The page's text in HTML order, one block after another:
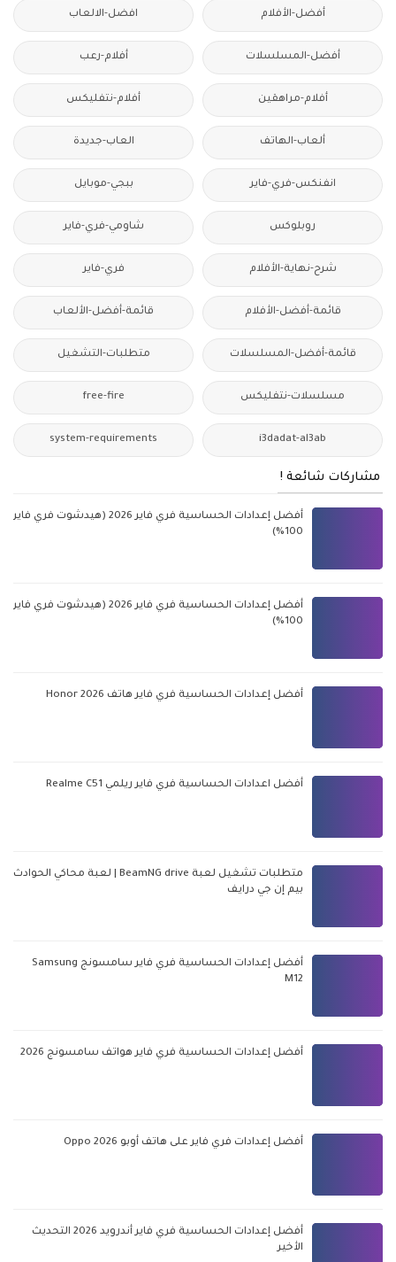
أفضل-الأفلام افضل-الالعاب
أفضل-المسلسلات أفلام-رعب
أفلام-مراهقين أفلام-نتفليكس
ألعاب-الهاتف العاب-جديدة
انفنكس-فري-فاير ببجي-موبايل
روبلوكس شاومي-فري-فاير
شرح-نهاية-الأفلام فري-فاير
قائمة-أفضل-الأفلام قائمة-أفضل-الألعاب
قائمة-أفضل-المسلسلات متطلبات-التشغيل
مسلسلات-نتفليكس free-fire
i3dadat-al3ab
system-requirements
مشاركات شائعة !
أفضل إعدادات الحساسية فري فاير 2026 (هيدشوت فري فاير
100%)
أفضل إعدادات الحساسية فري فاير 2026 (هيدشوت فري فاير
100%)
أفضل إعدادات الحساسية فري فاير هاتف Honor 2026
أفضل اعدادات الحساسية فري فاير ريلمي Realme C51
متطلبات تشغيل لعبة BeamNG drive | لعبة محاكي الحوادث
بيم إن جي درايف
أفضل إعدادات الحساسية فري فاير سامسونج Samsung
M12
أفضل إعدادات الحساسية فري فاير هواتف سامسونج 2026
أفضل إعدادات فري فاير على هاتف أوبو Oppo 2026
أفضل إعدادات الحساسية فري فاير أندرويد 2026 التحديث
الأخير